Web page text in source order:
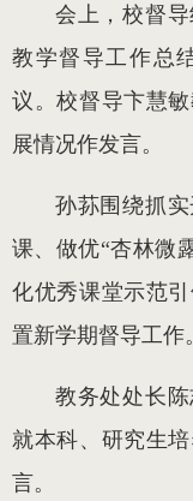
会上，校督
教学督导工作总
议。校督导卞慧
展情况作发言。
孙荪围绕抓
课、做优“杏林微
化优秀课堂示范
置新学期督导工作。
教务处处长
就本科、研究生
言。